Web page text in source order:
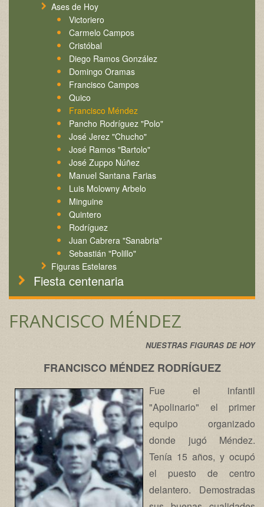
Ases de Hoy
Victoriero
Carmelo Campos
Cristóbal
Diego Ramos González
Domingo Oramas
Francisco Campos
Quico
Francisco Méndez
Pancho Rodríguez "Polo"
José Jerez "Chucho"
José Ramos "Bartolo"
José Zuppo Núñez
Manuel Santana Farias
Luis Molowny Arbelo
Minguine
Quintero
Rodríguez
Juan Cabrera "Sanabria"
Sebastián "Polillo"
Figuras Estelares
Fiesta centenaria
FRANCISCO MÉNDEZ
NUESTRAS FIGURAS DE HOY
FRANCISCO MÉNDEZ RODRÍGUEZ
Fue el infantil
"Apolinario" el primer
equipo organizado
donde jugó Méndez.
Tenía 15 años, y ocupó
el puesto de centro
delantero. Demostradas